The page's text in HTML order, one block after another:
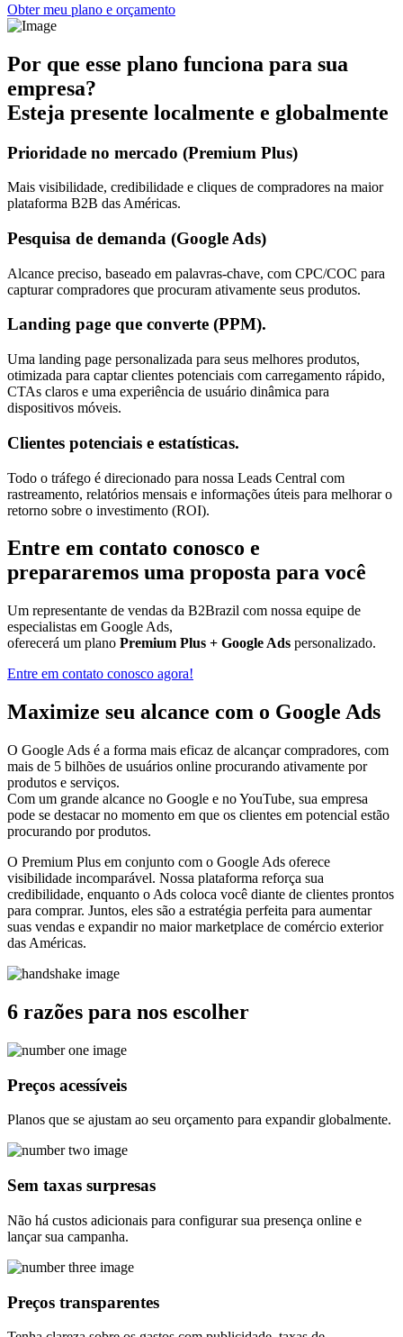
Obter meu plano e orçamento
Por que esse plano funciona para sua
empresa?
Esteja presente localmente e globalmente
Prioridade no mercado (Premium Plus)
Mais visibilidade, credibilidade e cliques de compradores na maior
plataforma B2B das Américas.
Pesquisa de demanda (Google Ads)
Alcance preciso, baseado em palavras-chave, com CPC/COC para
capturar compradores que procuram ativamente seus produtos.
Landing page que converte (PPM).
Uma landing page personalizada para seus melhores produtos,
otimizada para captar clientes potenciais com carregamento rápido,
CTAs claros e uma experiência de usuário dinâmica para
dispositivos móveis.
Clientes potenciais e estatísticas.
Todo o tráfego é direcionado para nossa Leads Central com
rastreamento, relatórios mensais e informações úteis para melhorar o
retorno sobre o investimento (ROI).
Entre em contato conosco e
prepararemos uma proposta para você
Um representante de vendas da B2Brazil com nossa equipe de
especialistas em Google Ads,
oferecerá um plano Premium Plus + Google Ads personalizado.
Entre em contato conosco agora!
Maximize seu alcance com o Google Ads
O Google Ads é a forma mais eficaz de alcançar compradores, com
mais de 5 bilhões de usuários online procurando ativamente por
produtos e serviços.
Com um grande alcance no Google e no YouTube, sua empresa
pode se destacar no momento em que os clientes em potencial estão
procurando por produtos.
O Premium Plus em conjunto com o Google Ads oferece
visibilidade incomparável. Nossa plataforma reforça sua
credibilidade, enquanto o Ads coloca você diante de clientes prontos
para comprar. Juntos, eles são a estratégia perfeita para aumentar
suas vendas e expandir no maior marketplace de comércio exterior
das Américas.
6 razões para nos escolher
Preços acessíveis
Planos que se ajustam ao seu orçamento para expandir globalmente.
Sem taxas surpresas
Não há custos adicionais para configurar sua presença online e
lançar sua campanha.
Preços transparentes